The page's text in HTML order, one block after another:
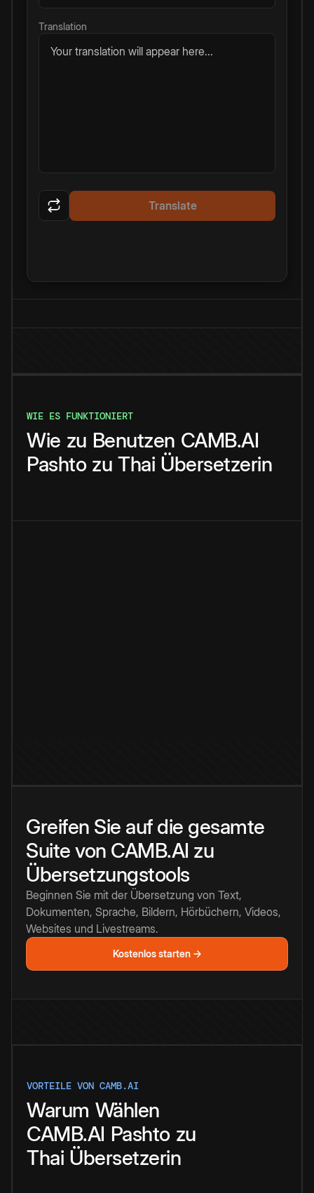
Translation
Your translation will appear here...
Translate
WIE ES FUNKTIONIERT
Wie zu Benutzen CAMB.AI
Pashto zu Thai Übersetzerin
Greifen Sie auf die gesamte
Suite von CAMB.AI zu
Übersetzungstools
Beginnen Sie mit der Übersetzung von Text,
Dokumenten, Sprache, Bildern, Hörbüchern, Videos,
Websites und Livestreams.
Kostenlos starten →
VORTEILE VON CAMB.AI
Warum Wählen
CAMB.AI Pashto zu
Thai Übersetzerin